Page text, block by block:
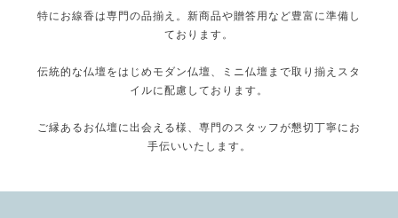
特にお線香は専門の品揃え。新商品や贈答用など豊富に準備し
ております。
伝統的な仏壇をはじめモダン仏壇、ミニ仏壇まで取り揃えスタ
イルに配慮しております。
ご縁あるお仏壇に出会える様、専門のスタッフが懇切丁寧にお
手伝いいたします。